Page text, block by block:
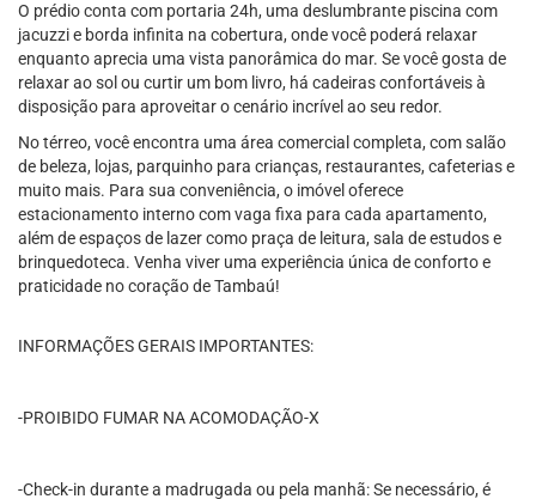
O prédio conta com portaria 24h, uma deslumbrante piscina com
jacuzzi e borda infinita na cobertura, onde você poderá relaxar
enquanto aprecia uma vista panorâmica do mar. Se você gosta de
relaxar ao sol ou curtir um bom livro, há cadeiras confortáveis à
disposição para aproveitar o cenário incrível ao seu redor.
No térreo, você encontra uma área comercial completa, com salão
de beleza, lojas, parquinho para crianças, restaurantes, cafeterias e
muito mais. Para sua conveniência, o imóvel oferece
estacionamento interno com vaga fixa para cada apartamento,
além de espaços de lazer como praça de leitura, sala de estudos e
brinquedoteca. Venha viver uma experiência única de conforto e
praticidade no coração de Tambaú!
INFORMAÇÕES GERAIS IMPORTANTES:
-PROIBIDO FUMAR NA ACOMODAÇÃO-X
-Check-in durante a madrugada ou pela manhã: Se necessário, é